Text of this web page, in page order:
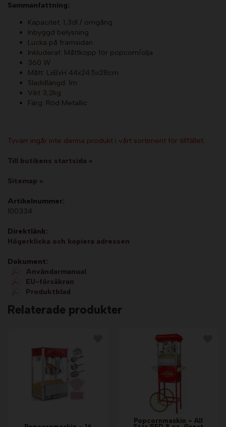
Sammanfattning:
Kapacitet: 1,3dl / omgång
Inbyggd belysning
Lucka på framsidan
Inkluderat: Måttkopp för popcorn/olja
360 W
Mått: LxBxH 44x24.5x28cm
Sladdlängd: 1m
Vikt 3,2kg
Färg: Röd Metallic
Tyvärr ingår inte denna produkt i vårt sortiment för tillfället.
Till butikens startsida »
Sitemap »
Artikelnummer:
100334
Direktlänk:
Högerklicka och kopiera adressen
Dokument:
Användarmanual
EU-försäkran
Produktblad
Relaterade produkter
Popcornmaskin - All